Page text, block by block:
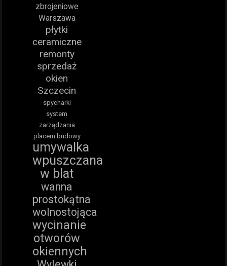
zbrojeniowe
Warszawa
płytki
ceramiczne
remonty
sprzedaż
okien
Szczecin
spycharki
system
zarządzania
placem budowy
umywalka
wpuszczana
w blat
wanna
prostokątna
wolnostojąca
wycinanie
otworów
okiennych